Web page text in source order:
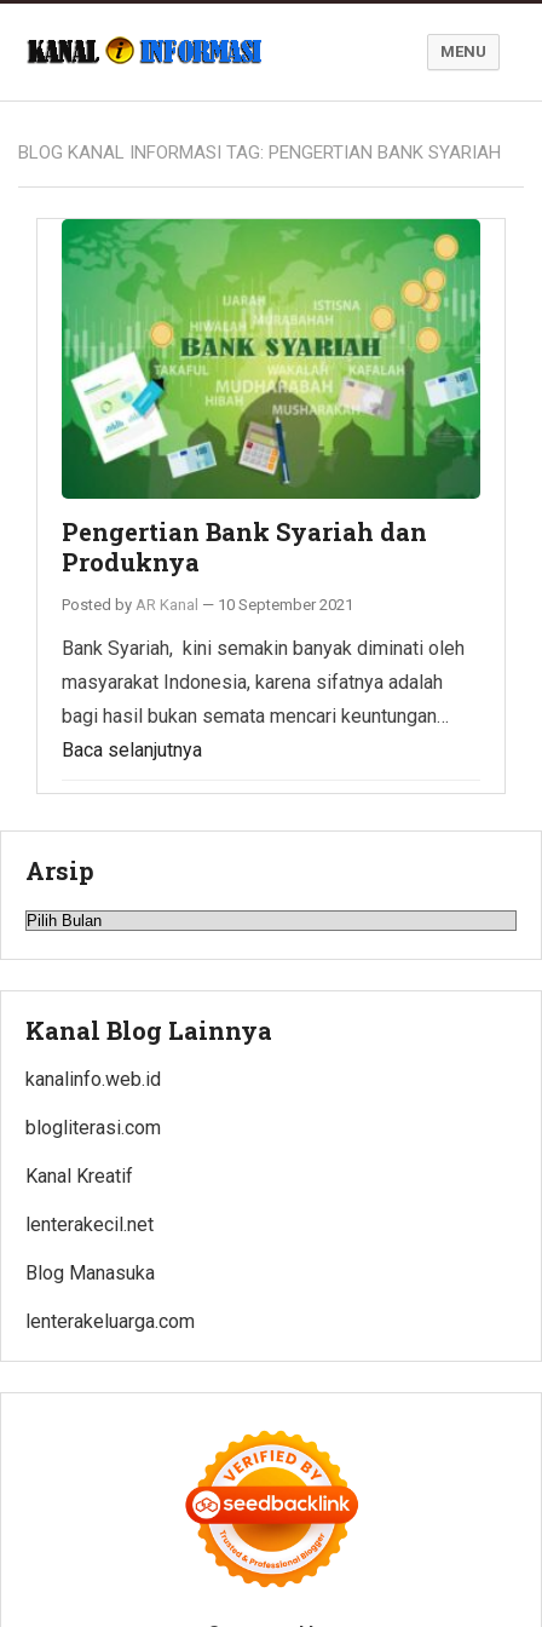
MENU
BLOG KANAL INFORMASI TAG: PENGERTIAN BANK SYARIAH
Pengertian Bank Syariah dan
Produknya
Posted by AR Kanal — 10 September 2021
Bank Syariah, kini semakin banyak diminati oleh
masyarakat Indonesia, karena sifatnya adalah
bagi hasil bukan semata mencari keuntungan…
Baca selanjutnya
Arsip
Arsip
Kanal Blog Lainnya
kanalinfo.web.id
blogliterasi.com
Kanal Kreatif
lenterakecil.net
Blog Manasuka
lenterakeluarga.com